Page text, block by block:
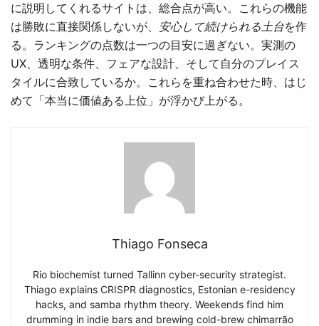
に説明してくれるサイトは、総合点が高い。これらの機能
は勝敗に直接関係しないが、 安心して続けられる土台を作
る。ランキングの点数は一つの目安に過ぎない。実測の
UX、透明な条件、フェアな設計、そして自分のプレイス
タイルに合致しているか。これらを重ね合わせた時、はじ
めて「本当に価値ある上位」が浮かび上がる。
Thiago Fonseca
Rio biochemist turned Tallinn cyber-security strategist.
Thiago explains CRISPR diagnostics, Estonian e-residency
hacks, and samba rhythm theory. Weekends find him
drumming in indie bars and brewing cold-brew chimarrão